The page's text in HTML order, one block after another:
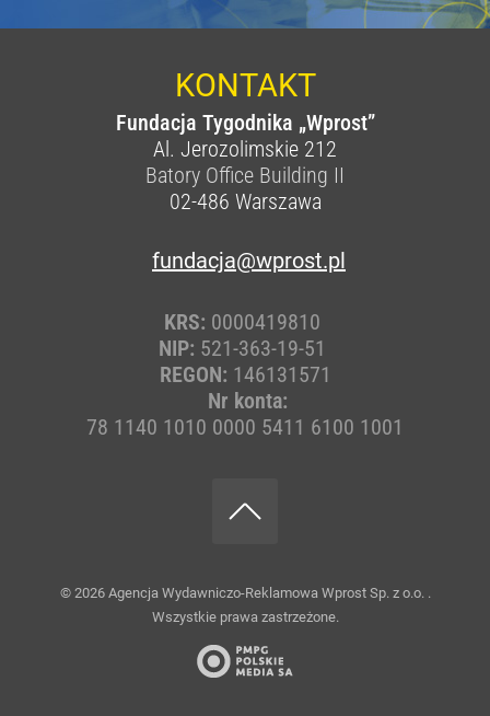
KONTAKT
Fundacja Tygodnika „Wprost”
Al. Jerozolimskie 212
Batory Office Building II
02-486 Warszawa
fundacja@wprost.pl
KRS: 0000419810
NIP: 521-363-19-51
REGON: 146131571
Nr konta:
78 1140 1010 0000 5411 6100 1001
© 2026 Agencja Wydawniczo-Reklamowa Wprost Sp. z o.o. .
Wszystkie prawa zastrzeżone.